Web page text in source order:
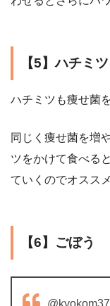
【5】ハチミツ
ハチミツも痩せ菌
同じく痩せ菌を増
ツをかけて食べる
ていくのでオスス
【6】ごぼう